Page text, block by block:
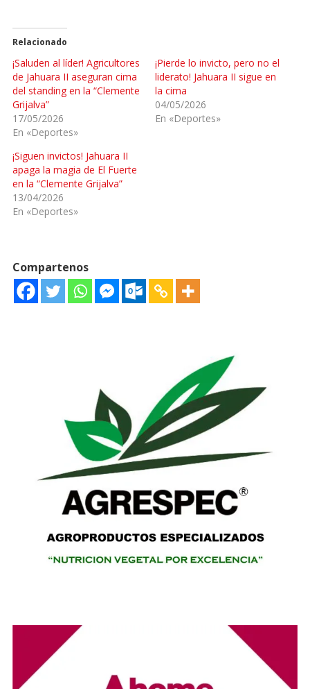
Relacionado
¡Saluden al líder! Agricultores
de Jahuara II aseguran cima
del standing en la “Clemente
Grijalva”
17/05/2026
En «Deportes»
¡Pierde lo invicto, pero no el
liderato! Jahuara II sigue en
la cima
04/05/2026
En «Deportes»
¡Siguen invictos! Jahuara II
apaga la magia de El Fuerte
en la “Clemente Grijalva”
13/04/2026
En «Deportes»
Compartenos